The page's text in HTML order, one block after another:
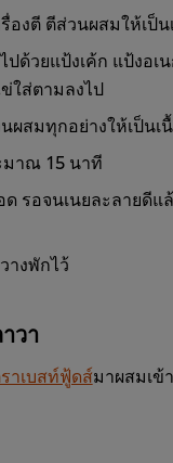
งตี ตีส่วนผสมให้เป็น
ด้วยแป้งเค้ก แป้งอเ
ใส่ตามลงไป
สมทุกอย่างให้เป็นเ
มาณ 15 นาที
รอจนเนยละลายดีแ
างพักไว้
วา
าเบสท์ฟู้ดส์มาผสมเข้